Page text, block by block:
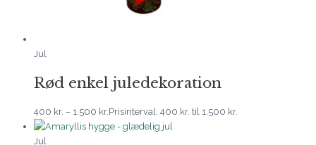
Jul
Rød enkel juledekoration
400 kr. – 1.500 kr. Prisinterval: 400 kr. til 1.500 kr.
Jul